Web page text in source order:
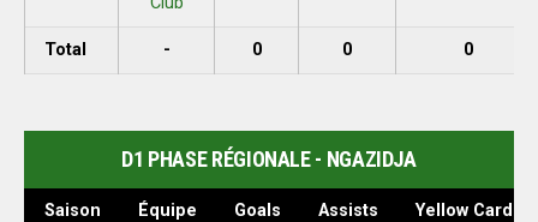
Total - 0 0 0
D1 PHASE RÉGIONALE - NGAZIDJA
Saison Équipe Goals Assists Yellow Cards